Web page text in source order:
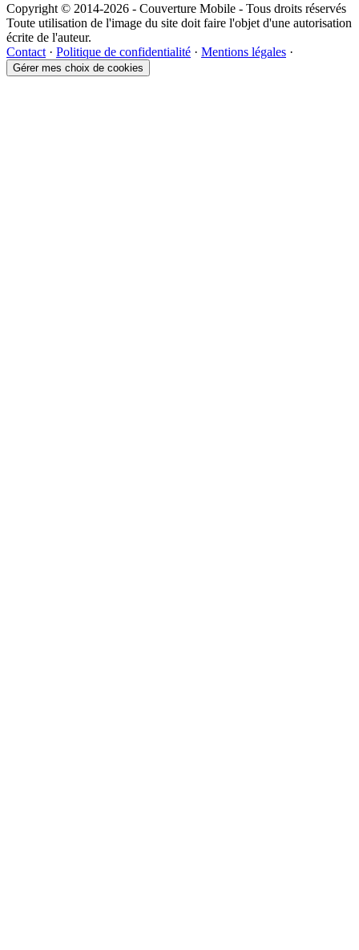
Copyright © 2014-2026 - Couverture Mobile - Tous droits réservés
Toute utilisation de l'image du site doit faire l'objet d'une autorisation
écrite de l'auteur.
Contact · Politique de confidentialité · Mentions légales ·
Gérer mes choix de cookies